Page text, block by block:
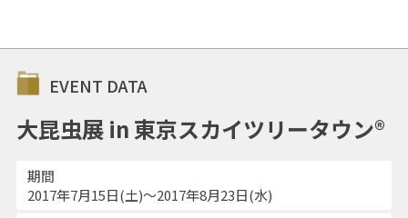
EVENT DATA
大昆虫展 in 東京スカイツリータウン®
期間
2017年7月15日(土)～2017年8月23日(水)